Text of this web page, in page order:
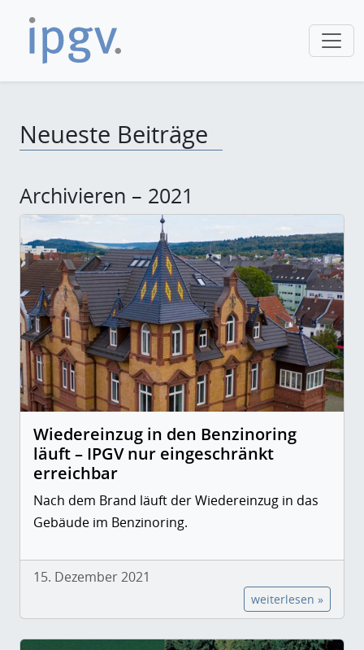
Neueste Beiträge
Archivieren – 2021
Wiedereinzug in den Benzinoring
läuft – IPGV nur eingeschränkt
erreichbar
Nach dem Brand läuft der Wiedereinzug in das
Gebäude im Benzinoring.
15. Dezember 2021
weiterlesen »